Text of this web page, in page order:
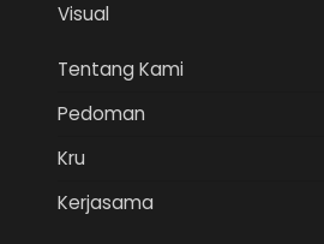
Visual
Tentang Kami
Pedoman
Kru
Kerjasama